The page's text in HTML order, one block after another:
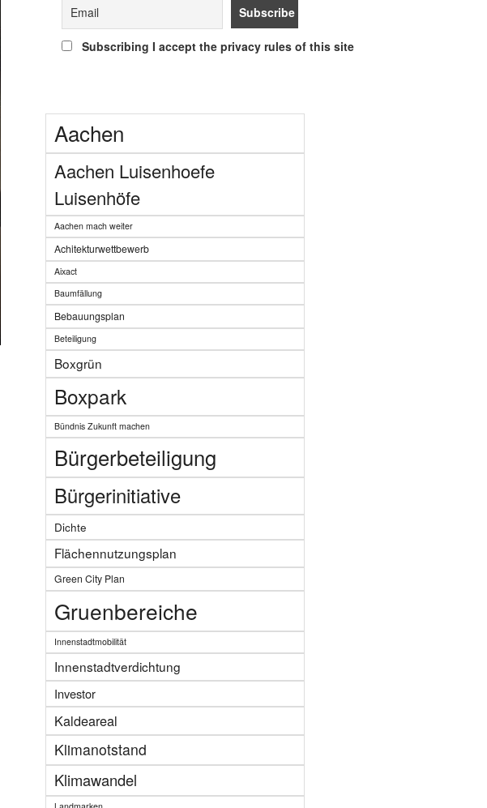
Subscribing I accept the privacy rules of this site
Aachen
Aachen Luisenhoefe
Luisenhöfe
Aachen mach weiter
Achitekturwettbewerb
Aixact
Baumfällung
Bebauungsplan
Beteiligung
Boxgrün
Boxpark
Bündnis Zukunft machen
Bürgerbeteiligung
Bürgerinitiative
Dichte
Flächennutzungsplan
Green City Plan
Gruenbereiche
Innenstadtmobilität
Innenstadtverdichtung
Investor
Kaldeareal
Klimanotstand
Klimawandel